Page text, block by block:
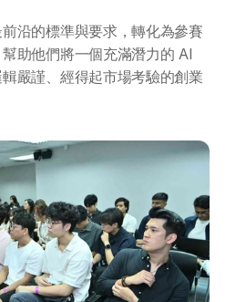
沿的標準與要求，轉化為參賽
助他們將一個充滿潛力的 AI
嚴謹、經得起市場考驗的創業